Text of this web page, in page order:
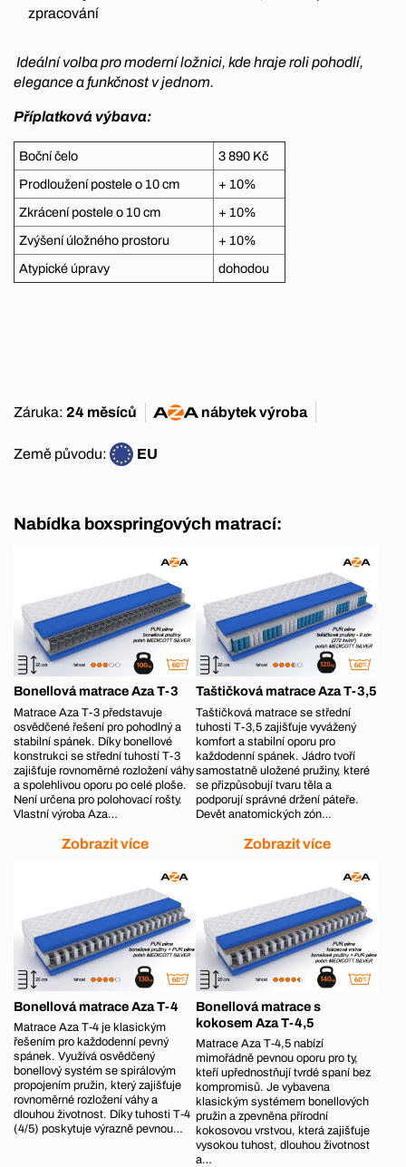
zpracování
Ideální volba pro moderní ložnici, kde hraje roli pohodlí,
elegance a funkčnost v jednom.
Příplatková výbava:
Boční čelo
3 890 Kč
Prodloužení postele o 10 cm
+ 10%
Zkrácení postele o 10 cm
+ 10%
Zvýšení úložného prostoru
+ 10%
Atypické úpravy
dohodou
Záruka: 24 měsíců nábytekvýroba
Země původu: EU
Nabídka boxspringových matrací:
Bonellová matrace Aza T-3
Matrace Aza T-3 představuje
osvědčené řešení pro pohodlný a
stabilní spánek. Díky bonellové
konstrukci se střední tuhostí T-3
zajišťuje rovnoměrné rozložení váhy
a spolehlivou oporu po celé ploše.
Není určena pro polohovací rošty.
Vlastní výroba Aza…
Zobrazit více
Taštičková matrace Aza T-3,5
Taštičková matrace se střední
tuhosti T-3,5 zajišťuje vyvážený
komfort a stabilní oporu pro
každodenní spánek. Jádro tvoří
samostatně uložené pružiny, které
se přizpůsobují tvaru těla a
podporují správné držení páteře.
Devět anatomických zón…
Zobrazit více
Bonellová matrace Aza T-4
Matrace Aza T‑4 je klasickým
řešením pro každodenní pevný
spánek. Využívá osvědčený
bonellový systém se spirálovým
propojením pružin, který zajišťuje
rovnoměrné rozložení váhy a
dlouhou životnost. Díky tuhosti T‑4
(4/5) poskytuje výrazně pevnou…
Bonellová matrace s
kokosem Aza T-4,5
Matrace Aza T‑4,5 nabízí
mimořádně pevnou oporu pro ty,
kteří upřednostňují tvrdé spaní bez
kompromisů. Je vybavena
klasickým systémem bonellových
pružin a zpevněna přírodní
kokosovou vrstvou, která zajišťuje
vysokou tuhost, dlouhou životnost
a…